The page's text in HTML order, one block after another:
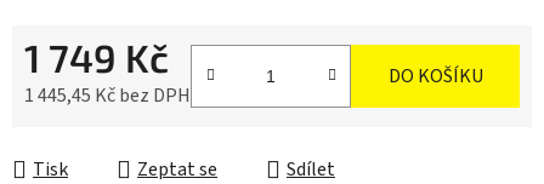
1 749 Kč
1 445,45 Kč bez DPH
DO KOŠÍKU
Tisk Zeptat se Sdílet